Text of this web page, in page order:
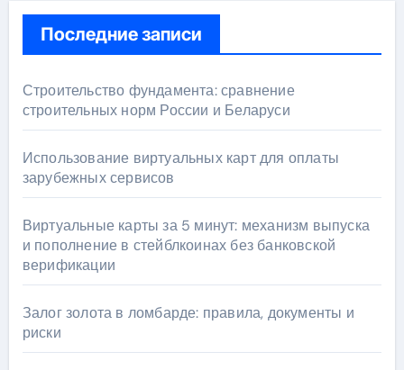
Последние записи
Строительство фундамента: сравнение
строительных норм России и Беларуси
Использование виртуальных карт для оплаты
зарубежных сервисов
Виртуальные карты за 5 минут: механизм выпуска
и пополнение в стейблкоинах без банковской
верификации
Залог золота в ломбарде: правила, документы и
риски